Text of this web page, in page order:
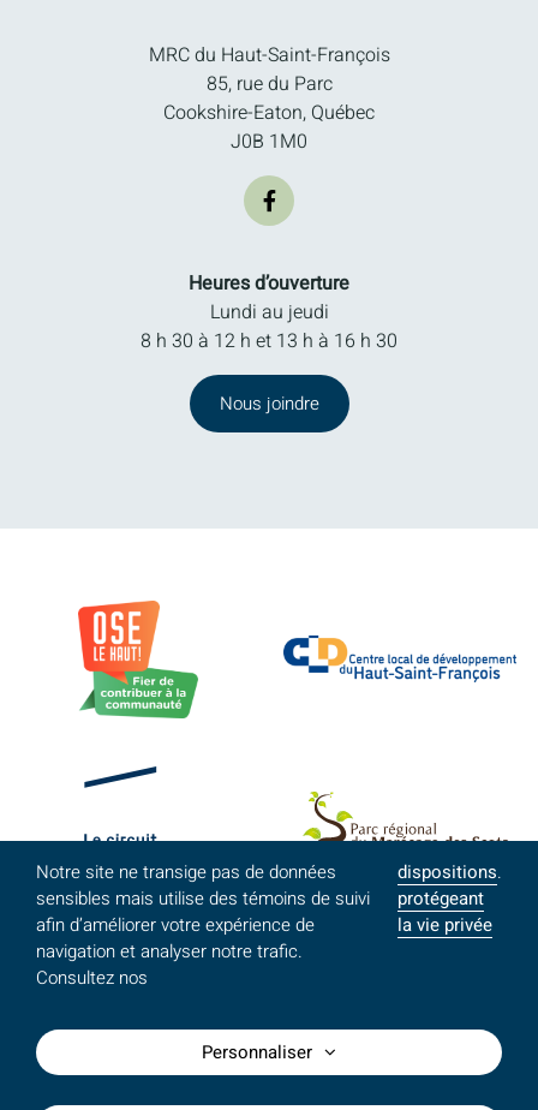
MRC du Haut-Saint-François
85, rue du Parc
Cookshire-Eaton, Québec
J0B 1M0
Heures d’ouverture
Lundi au jeudi
8 h 30 à 12 h et 13 h à 16 h 30
Nous joindre
Notre site ne transige pas de données
sensibles mais utilise des témoins de suivi
afin d’améliorer votre expérience de
navigation et analyser notre trafic.
Consultez nos
dispositions
protégeant
la vie privée
.
Personnaliser